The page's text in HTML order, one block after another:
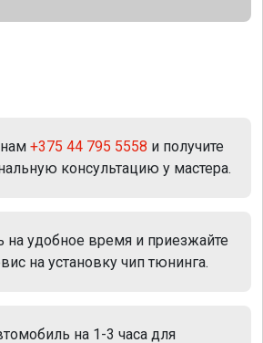
+375 44 795 5558 и получите
консультацию у мастера.
на удобное время и приезжайте
на установку чип тюнинга.
на 1-3 часа для